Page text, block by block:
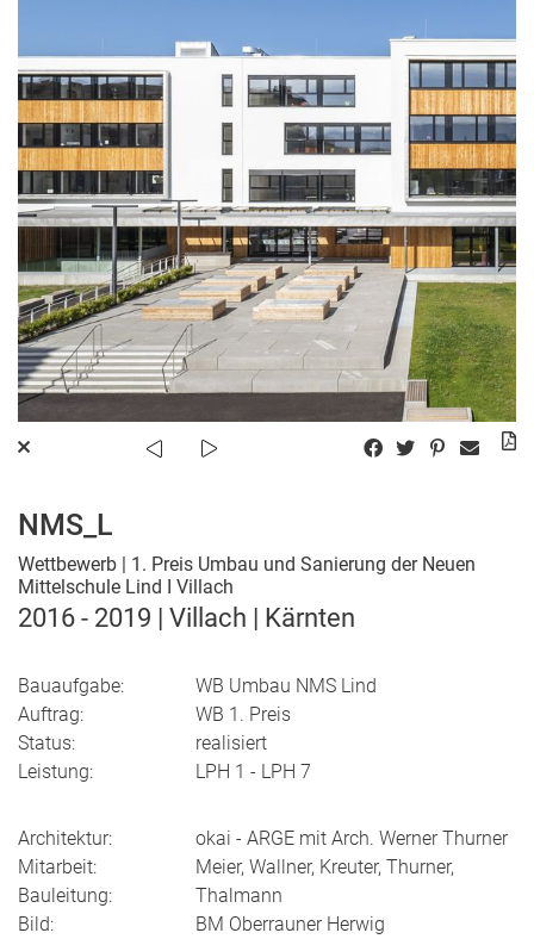
NMS_L
Wettbewerb | 1. Preis Umbau und Sanierung der Neuen
Mittelschule Lind I Villach
2016 - 2019 | Villach | Kärnten
Bauaufgabe:
Auftrag:
Status:
Leistung:
WB Umbau NMS Lind
WB 1. Preis
realisiert
LPH 1 - LPH 7
Architektur:
Mitarbeit:
Bauleitung:
Bild:
okai - ARGE mit Arch. Werner Thurner
Meier, Wallner, Kreuter, Thurner,
Thalmann
BM Oberrauner Herwig